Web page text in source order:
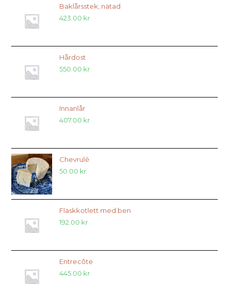
Baklårsstek, nätad
423.00 kr
Hårdost
550.00 kr
Innanlår
407.00 kr
Chevrulé
50.00 kr
Fläskkotlett med ben
192.00 kr
Entrecôte
445.00 kr